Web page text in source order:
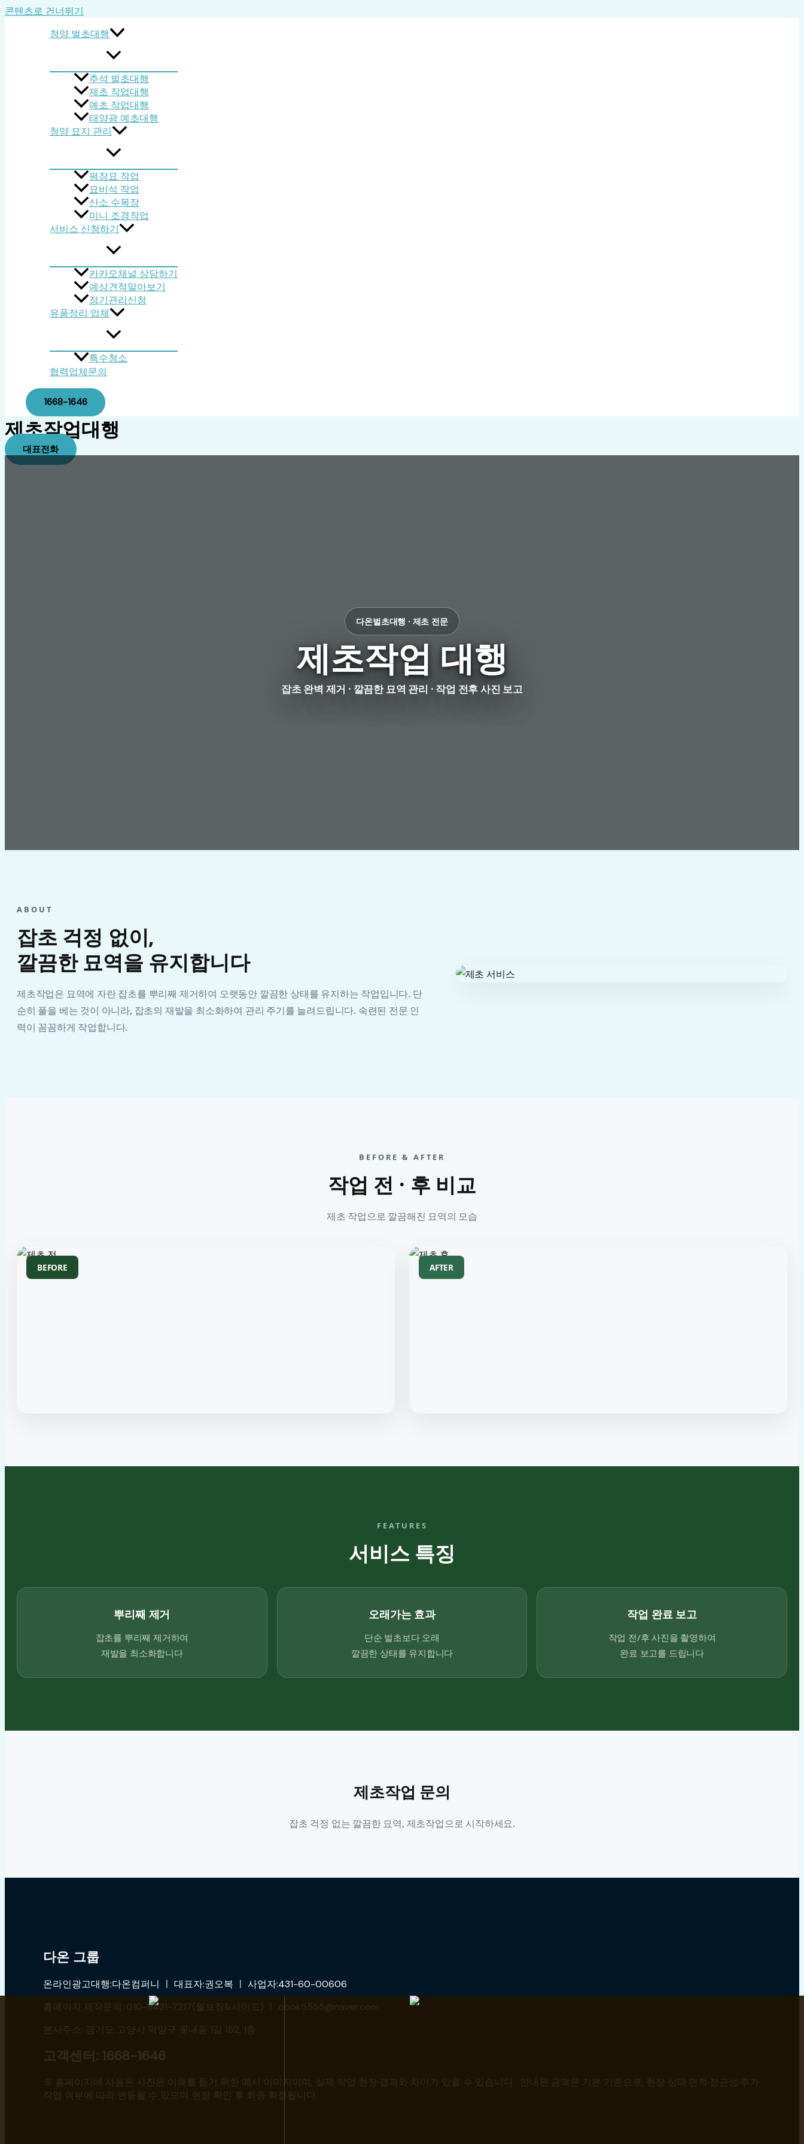
콘텐츠로 건너뛰기
청양 벌초대행
추석 벌초대행
제초 작업대행
예초 작업대행
태양광 예초대행
청양 묘지 관리
평장묘 작업
묘비석 작업
산소 수목장
미니 조경작업
서비스 신청하기
카카오채널 상담하기
예상견적알아보기
정기관리신청
유품정리 업체
특수청소
협력업체문의
1668-1646
제초작업대행
대표전화
다온벌초대행 · 제초 전문
제초작업 대행
잡초 완벽 제거 · 깔끔한 묘역 관리 · 작업 전후 사진 보고
ABOUT
잡초 걱정 없이,
깔끔한 묘역을 유지합니다
제초작업은 묘역에 자란 잡초를 뿌리째 제거하여 오랫동안 깔끔한 상태를 유지하는 작업입니다. 단
순히 풀을 베는 것이 아니라, 잡초의 재발을 최소화하여 관리 주기를 늘려드립니다. 숙련된 전문 인
력이 꼼꼼하게 작업합니다.
BEFORE & AFTER
작업 전 · 후 비교
제초 작업으로 깔끔해진 묘역의 모습
BEFORE AFTER
FEATURES
서비스 특징
뿌리째 제거
잡초를 뿌리째 제거하여
재발을 최소화합니다
오래가는 효과
단순 벌초보다 오래
깔끔한 상태를 유지합니다
작업 완료 보고
작업 전/후 사진을 촬영하여
완료 보고를 드립니다
제초작업 문의
잡초 걱정 없는 깔끔한 묘역, 제초작업으로 시작하세요.
다온 그룹
온라인광고대행:다온컴퍼니 ㅣ 대표자:권오복 ㅣ 사업자:431-60-00606
홈페이지 제작문의: 010-8431-7217(월보장&사이드) ㅣ obok5555@naver.com
본사주소: 경기도 고양시 덕양구 꽃내음 1길 152, 1층
고객센터: 1668-1646
※ 홈페이지에 사용된 사진은 이해를 돕기 위한 예시 이미지이며, 실제 작업 현장·결과와 차이가 있을 수 있습니다. 안내된 금액은 기본 기준으로, 현장 상태·면적·접근성·추가
작업 여부에 따라 변동될 수 있으며 현장 확인 후 최종 확정됩니다.